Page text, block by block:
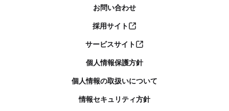
お問い合わせ
採用サイト
サービスサイト
個人情報保護方針
個人情報の取扱いについて
情報セキュリティ方針